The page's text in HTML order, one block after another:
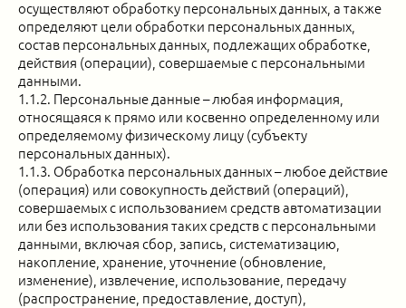
осуществляют обработку персональных данных, а также
определяют цели обработки персональных данных,
состав персональных данных, подлежащих обработке,
действия (операции), совершаемые с персональными
данными.
1.1.2. Персональные данные – любая информация,
относящаяся к прямо или косвенно определенному или
определяемому физическому лицу (субъекту
персональных данных).
1.1.3. Обработка персональных данных – любое действие
(операция) или совокупность действий (операций),
совершаемых с использованием средств автоматизации
или без использования таких средств с персональными
данными, включая сбор, запись, систематизацию,
накопление, хранение, уточнение (обновление,
изменение), извлечение, использование, передачу
(распространение, предоставление, доступ),